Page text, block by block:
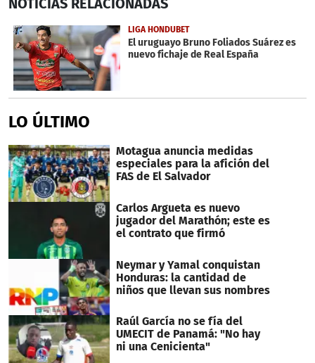
seconds
3
minutes,
3
seconds
LIGA HONDUBET
El uruguayo Bruno Foliados Suárez es
nuevo fichaje de Real España
LO ÚLTIMO
Motagua anuncia medidas
especiales para la afición del
FAS de El Salvador
Carlos Argueta es nuevo
jugador del Marathón; este es
el contrato que firmó
Neymar y Yamal conquistan
Honduras: la cantidad de
niños que llevan sus nombres
Raúl García no se fía del
UMECIT de Panamá: "No hay
ni una Cenicienta"